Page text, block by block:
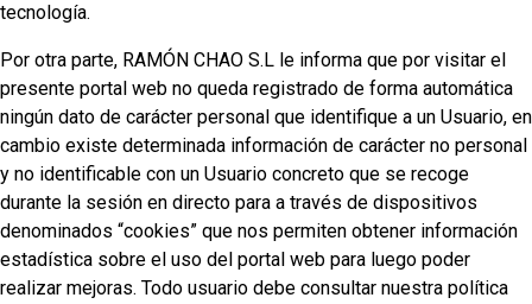
tecnología.
Por otra parte, RAMÓN CHAO S.L le informa que por visitar el
presente portal web no queda registrado de forma automática
ningún dato de carácter personal que identifique a un Usuario, en
cambio existe determinada información de carácter no personal
y no identificable con un Usuario concreto que se recoge
durante la sesión en directo para a través de dispositivos
denominados “cookies” que nos permiten obtener información
estadística sobre el uso del portal web para luego poder
realizar mejoras. Todo usuario debe consultar nuestra política